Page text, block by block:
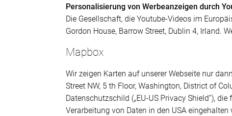
Personalisierung von Werbeanzeigen durch
Die Gesellschaft, die Youtube-Videos im
Gordon House, Barrow Street, Dublin 4, Irland.
Mapbox
Wir zeigen Karten auf unserer Webseite nur
Street NW, 5 th Floor, Washington, District of
Datenschutzschild („EU-US Privacy Shield“),
Verarbeitung von Daten in den USA